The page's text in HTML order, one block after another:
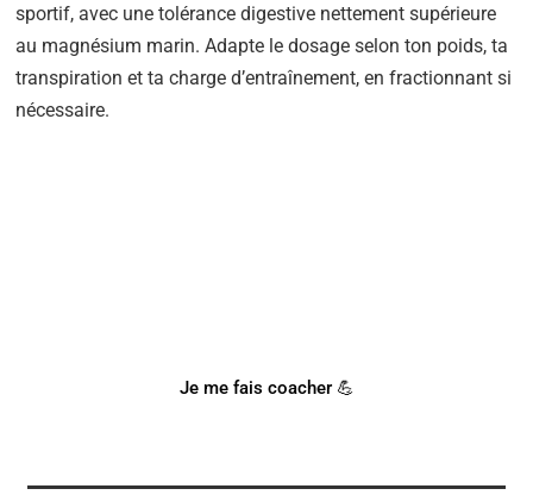
sportif, avec une tolérance digestive nettement supérieure
au magnésium marin. Adapte le dosage selon ton poids, ta
transpiration et ta charge d’entraînement, en fractionnant si
nécessaire.
Je me fais coacher 💪